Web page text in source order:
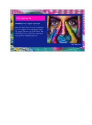
Beeld: Publiek Domein
De opdracht
Ontwikkel een 'eigen' concept
Binnen deze lessenserie ontwikkel
jij een 'eigen' concept gebaseerd
op eigen ideeën en gedachten. We
nemen je stap voor stap mee door
het gehele ontwikkelproces.